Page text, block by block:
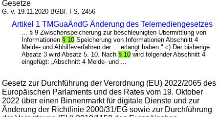
Gesetze
G. v. 19.11.2020 BGBl. I S. 2456
Artikel 1 TMGuaÄndG Änderung des Telemediengesetzes
... § 9 Zwischenspeicherung zur beschleunigten Übermittlung von
Informationen § 10 Speicherung von Informationen Abschnitt 4
Melde- und Abhilfeverfahren der ... erlangt haben." c) Der bisherige
Absatz 3 wird Absatz 5. 10. Nach § 10 wird folgender Abschnitt 4
eingefügt: „Abschnitt 4 Melde- und ...
Gesetz zur Durchführung der Verordnung (EU) 2022/2065 des
Europäischen Parlaments und des Rates vom 19. Oktober
2022 über einen Binnenmarkt für digitale Dienste und zur
Änderung der Richtlinie 2000/31/EG sowie zur Durchführung